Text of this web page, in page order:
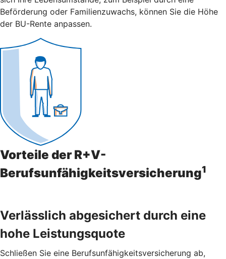
Beförderung oder Familienzuwachs, können Sie die Höhe
der BU-Rente anpassen.
Vorteile der R+V-
Berufsunfähigkeitsversicherung1
Verlässlich abgesichert durch eine
hohe Leistungsquote
Schließen Sie eine Berufsunfähigkeitsversicherung ab,